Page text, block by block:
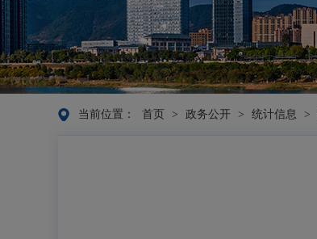
当前位置： 首页 > 政务公开 > 统计信息 >